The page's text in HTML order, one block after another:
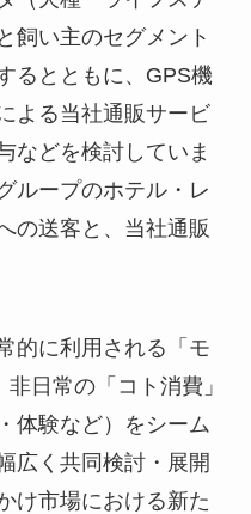
飼い主のセグメント
るとともに、GPS機
よる当社通販サービ
などを検討していま
ループのホテル・レ
の送客と、当社通販
的に利用される「モ
日常の「コト消費」
体験など）をシーム
広く共同検討・展開
け市場における新た